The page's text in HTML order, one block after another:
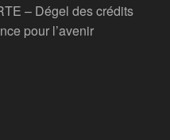
– Dégel des crédits
pour l’avenir